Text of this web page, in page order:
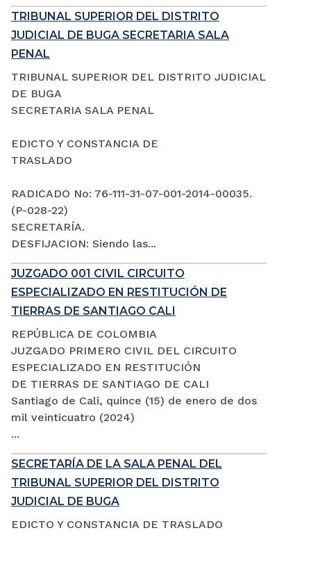
TRIBUNAL SUPERIOR DEL DISTRITO
JUDICIAL DE BUGA SECRETARIA SALA
PENAL
TRIBUNAL SUPERIOR DEL DISTRITO JUDICIAL
DE BUGA
SECRETARIA SALA PENAL
EDICTO Y CONSTANCIA DE
TRASLADO
RADICADO No: 76-111-31-07-001-2014-00035.
(P-028-22)
SECRETARÍA.
DESFIJACION: Siendo las...
JUZGADO 001 CIVIL CIRCUITO
ESPECIALIZADO EN RESTITUCIÓN DE
TIERRAS DE SANTIAGO CALI
REPÚBLICA DE COLOMBIA
JUZGADO PRIMERO CIVIL DEL CIRCUITO
ESPECIALIZADO EN RESTITUCIÓN
DE TIERRAS DE SANTIAGO DE CALI
Santiago de Cali, quince (15) de enero de dos
mil veinticuatro (2024)
...
SECRETARÍA DE LA SALA PENAL DEL
TRIBUNAL SUPERIOR DEL DISTRITO
JUDICIAL DE BUGA
EDICTO Y CONSTANCIA DE TRASLADO